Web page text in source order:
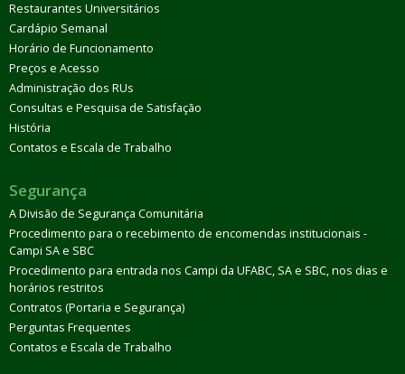
Restaurantes Universitários
Cardápio Semanal
Horário de Funcionamento
Preços e Acesso
Administração dos RUs
Consultas e Pesquisa de Satisfação
História
Contatos e Escala de Trabalho
Segurança
A Divisão de Segurança Comunitária
Procedimento para o recebimento de encomendas institucionais -
Campi SA e SBC
Procedimento para entrada nos Campi da UFABC, SA e SBC, nos dias e
horários restritos
Contratos (Portaria e Segurança)
Perguntas Frequentes
Contatos e Escala de Trabalho